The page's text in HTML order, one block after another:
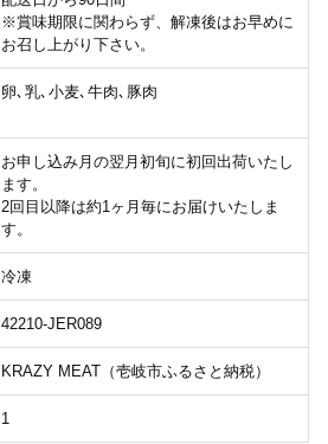
※賞味期限に関わらず、解凍後はお早めに
お召し上がり下さい。
卵､乳､小麦､牛肉､豚肉
お申し込み月の翌月初旬に初回出荷いたし
ます。
2回目以降は約1ヶ月毎にお届けいたしま
す。
冷凍
42210-JER089
KRAZY MEAT（壱岐市ふるさと納税）
1